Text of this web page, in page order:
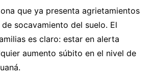
que ya presenta agrietamientos
socavamiento del suelo. El
es claro: estar en alerta
aumento súbito en el nivel de